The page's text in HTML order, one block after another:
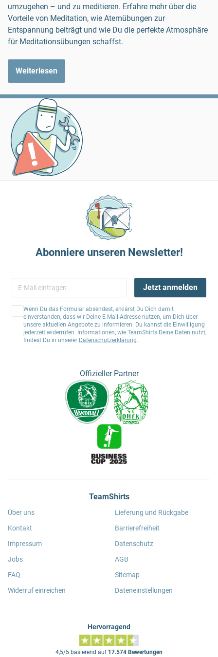
umzugehen – und zu meditieren. Erfahre mehr über die
Vorteile von Meditation, wie Atemübungen zur
Entspannung beiträgt und wie Du die perfekte Atmosphäre
für Meditationsübungen schaffst.
Weiterlesen
Abonniere unseren Newsletter!
Jetzt anmelden
Wenn Du das Formular absendest, erklärst Du Dich damit
einverstanden, dass wir Deine E-Mail-Adresse nutzen, um Dich über
unsere aktuellen Angebote zu informieren. Du kannst die Einwilligung
jederzeit widerrufen. Informationen, wie TeamShirts Deine Daten nutzt,
findest Du in unserer Datenschutzerklärung.
Offizieller Partner
TeamShirts
Über uns
Kontakt
Impressum
Jobs
FAQ
Widerruf einreichen
Lieferung und Rückgabe
Barrierefreiheit
Datenschutz
AGB
Sitemap
Dateneinstellungen
Hervorragend
4,5/5 basierend auf 17.574 Bewertungen